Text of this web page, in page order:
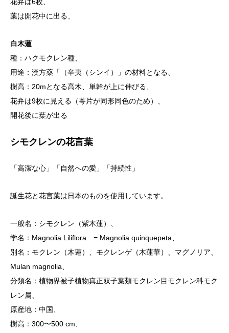
葉は開花中に出る、
白木蓮
種：ハクモクレン種、
用途：漢方薬「（辛夷（シンイ）」の材料となる、
樹高：20mとなる高木、単幹が上に伸びる、
花弁は9枚に見える（萼片が同形同色のため）、
開花後に葉が出る
シモクレンの花言葉
「高潔な心」「自然への愛」「持続性」
誕生花と花言葉は日本のものを使用しています。
一般名：シモクレン（紫木蓮）、
学名：Magnolia Liliflora = Magnolia quinquepeta、
別名：モクレン（木蓮）、モクレンゲ（木蓮華）、マグノリア、
Mulan magnolia、
分類名：植物界被子植物真正双子葉類モクレン目モクレン科モク
レン属、
原産地：中国、
樹高：300〜500 cm、